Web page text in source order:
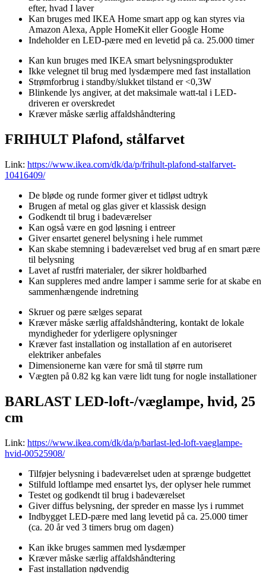
efter, hvad I laver
Kan bruges med IKEA Home smart app og kan styres via
Amazon Alexa, Apple HomeKit eller Google Home
Indeholder en LED-pære med en levetid på ca. 25.000 timer
Kan kun bruges med IKEA smart belysningsprodukter
Ikke velegnet til brug med lysdæmpere med fast installation
Strømforbrug i standby/slukket tilstand er <0,3W
Blinkende lys angiver, at det maksimale watt-tal i LED-
driveren er overskredet
Kræver måske særlig affaldshåndtering
FRIHULT Plafond, stålfarvet
Link: https://www.ikea.com/dk/da/p/frihult-plafond-stalfarvet-
10416409/
De bløde og runde former giver et tidløst udtryk
Brugen af metal og glas giver et klassisk design
Godkendt til brug i badeværelser
Kan også være en god løsning i entreer
Giver ensartet generel belysning i hele rummet
Kan skabe stemning i badeværelset ved brug af en smart pære
til belysning
Lavet af rustfri materialer, der sikrer holdbarhed
Kan suppleres med andre lamper i samme serie for at skabe en
sammenhængende indretning
Skruer og pære sælges separat
Kræver måske særlig affaldshåndtering, kontakt de lokale
myndigheder for yderligere oplysninger
Kræver fast installation og installation af en autoriseret
elektriker anbefales
Dimensionerne kan være for små til større rum
Vægten på 0.82 kg kan være lidt tung for nogle installationer
BARLAST LED-loft-/væglampe, hvid, 25
cm
Link: https://www.ikea.com/dk/da/p/barlast-led-loft-vaeglampe-
hvid-00525908/
Tilføjer belysning i badeværelset uden at sprænge budgettet
Stilfuld loftlampe med ensartet lys, der oplyser hele rummet
Testet og godkendt til brug i badeværelset
Giver diffus belysning, der spreder en masse lys i rummet
Indbygget LED-pære med lang levetid på ca. 25.000 timer
(ca. 20 år ved 3 timers brug om dagen)
Kan ikke bruges sammen med lysdæmper
Kræver måske særlig affaldshåndtering
Fast installation nødvendig